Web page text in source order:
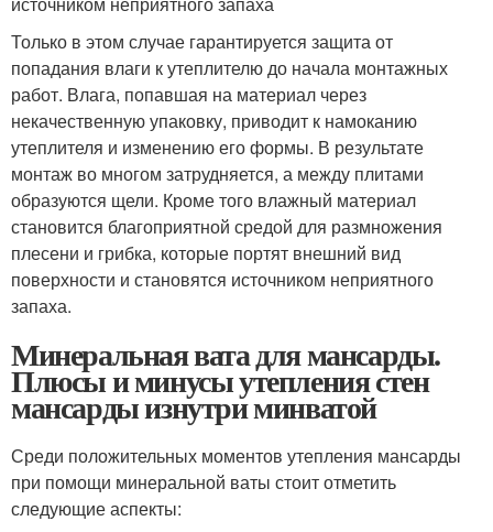
Только в этом случае гарантируется защита от
попадания влаги к утеплителю до начала монтажных
работ. Влага, попавшая на материал через
некачественную упаковку, приводит к намоканию
утеплителя и изменению его формы. В результате
монтаж во многом затрудняется, а между плитами
образуются щели. Кроме того влажный материал
становится благоприятной средой для размножения
плесени и грибка, которые портят внешний вид
поверхности и становятся источником неприятного
запаха.
Минеральная вата для мансарды.
Плюсы и минусы утепления стен
мансарды изнутри минватой
Среди положительных моментов утепления мансарды
при помощи минеральной ваты стоит отметить
следующие аспекты: